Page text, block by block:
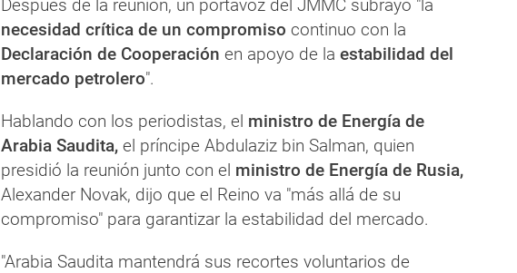
Después de la reunión, un portavoz del JMMC subrayó "la
necesidad crítica de un compromiso continuo con la
Declaración de Cooperación en apoyo de la estabilidad del
mercado petrolero".
Hablando con los periodistas, el ministro de Energía de
Arabia Saudita, el príncipe Abdulaziz bin Salman, quien
presidió la reunión junto con el ministro de Energía de Rusia,
Alexander Novak, dijo que el Reino va "más allá de su
compromiso" para garantizar la estabilidad del mercado.
"Arabia Saudita mantendrá sus recortes voluntarios de